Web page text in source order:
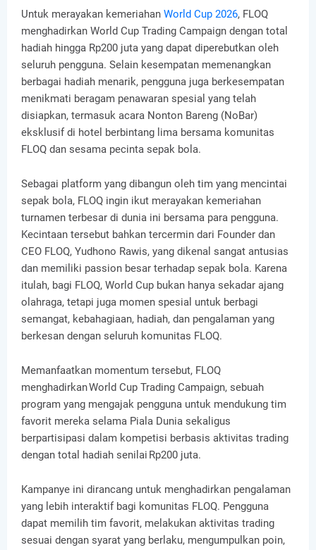
Untuk merayakan kemeriahan World Cup 2026, FLOQ
menghadirkan World Cup Trading Campaign dengan total
hadiah hingga Rp200 juta yang dapat diperebutkan oleh
seluruh pengguna. Selain kesempatan memenangkan
berbagai hadiah menarik, pengguna juga berkesempatan
menikmati beragam penawaran spesial yang telah
disiapkan, termasuk acara Nonton Bareng (NoBar)
eksklusif di hotel berbintang lima bersama komunitas
FLOQ dan sesama pecinta sepak bola.
Sebagai platform yang dibangun oleh tim yang mencintai
sepak bola, FLOQ ingin ikut merayakan kemeriahan
turnamen terbesar di dunia ini bersama para pengguna.
Kecintaan tersebut bahkan tercermin dari Founder dan
CEO FLOQ, Yudhono Rawis, yang dikenal sangat antusias
dan memiliki passion besar terhadap sepak bola. Karena
itulah, bagi FLOQ, World Cup bukan hanya sekadar ajang
olahraga, tetapi juga momen spesial untuk berbagi
semangat, kebahagiaan, hadiah, dan pengalaman yang
berkesan dengan seluruh komunitas FLOQ.
Memanfaatkan momentum tersebut, FLOQ
menghadirkan World Cup Trading Campaign, sebuah
program yang mengajak pengguna untuk mendukung tim
favorit mereka selama Piala Dunia sekaligus
berpartisipasi dalam kompetisi berbasis aktivitas trading
dengan total hadiah senilai Rp200 juta.
Kampanye ini dirancang untuk menghadirkan pengalaman
yang lebih interaktif bagi komunitas FLOQ. Pengguna
dapat memilih tim favorit, melakukan aktivitas trading
sesuai dengan syarat yang berlaku, mengumpulkan poin,